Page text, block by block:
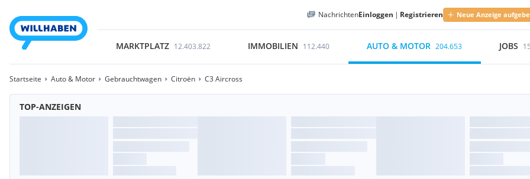
NachrichtenEinloggen | Registrieren Neue Anzeige
MARKTPLATZ 12.403.822 IMMOBILIEN 112.440 AUTO & MOTOR 204.653 JOBS
Startseite Auto & Motor Gebrauchtwagen Citroën C3 Aircross
TOP-ANZEIGEN